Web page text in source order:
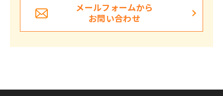
メールフォームから
お問い合わせ